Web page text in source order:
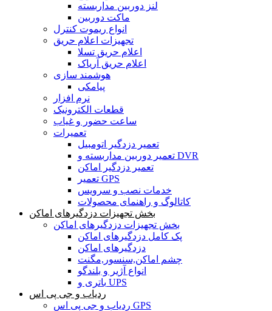
لنز دوربین مداربسته
ماکت دوربین
انواع ریموت کنترل
تجهیزات اعلام حریق
اعلام حریق تسلا
اعلام حریق آریاک
هوشمند سازی
پیامکی
نرم افزار
قطعات الکترونیک
ساعت حضور و غیاب
تعمیرات
تعمیر دزدگیر اتومبیل
تعمیر دوربین مداربسته و DVR
تعمیر دزدگیر اماکن
تعمیر GPS
خدمات نصب و سرویس
کاتالوگ و راهنمای محصولات
بخش تجهیزات دزدگیرهای اماکن
بخش تجهیزات دزدگیرهای اماکن
پک کامل دزدگیرهای اماکن
دزدگیرهای اماکن
چشم اماکن,سنسور,مگنت
انواع آژیر و بلندگو
باتری و UPS
ردیاب و جی پی اس
ردیاب و جی پی اس GPS